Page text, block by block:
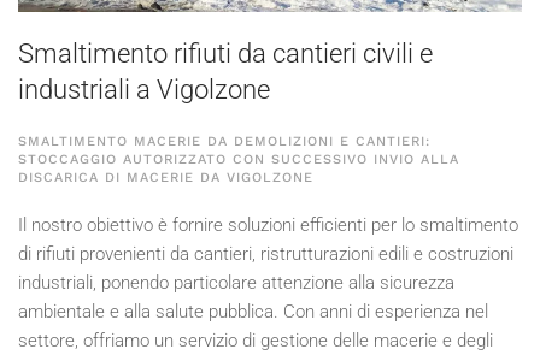
Smaltimento rifiuti da cantieri civili e
industriali a Vigolzone
SMALTIMENTO MACERIE DA DEMOLIZIONI E CANTIERI:
STOCCAGGIO AUTORIZZATO CON SUCCESSIVO INVIO ALLA
DISCARICA DI MACERIE DA VIGOLZONE
Il nostro obiettivo è fornire soluzioni efficienti per lo smaltimento
di rifiuti provenienti da cantieri, ristrutturazioni edili e costruzioni
industriali, ponendo particolare attenzione alla sicurezza
ambientale e alla salute pubblica. Con anni di esperienza nel
settore, offriamo un servizio di gestione delle macerie e degli